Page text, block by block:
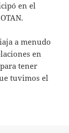
en el
a menudo
en
tener
tuvimos el